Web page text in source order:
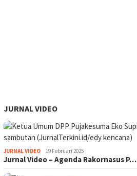
JURNAL VIDEO
JURNAL VIDEO 19 Februari 2025
Jurnal Video – Agenda Rakornasus P…